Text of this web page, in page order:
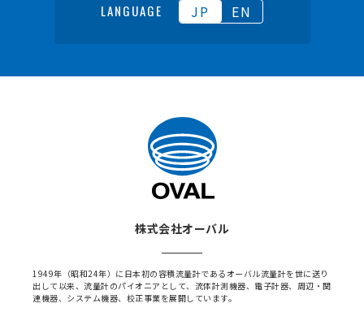
LANGUAGE JP EN
株式会社オーバル
1949年（昭和24年）に日本初の容積流量計であるオーバル流量計を世に送り
出して以来、流量計のパイオニアとして、流体計測機器、電子計器、周辺・関
連機器、システム機器、校正事業を展開しています。